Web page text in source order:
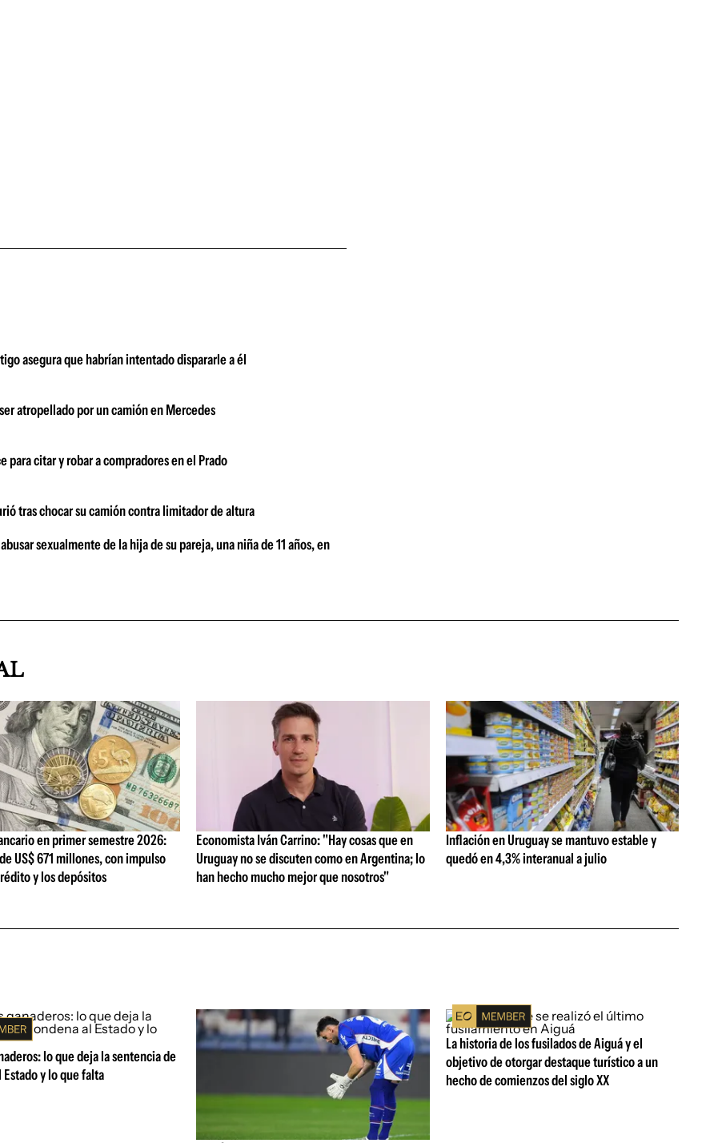
asegura que habrían intentado dispararle a él
atropellado por un camión en Mercedes
citar y robar a compradores en el Prado
tras chocar su camión contra limitador de altura
sexualmente de la hija de su pareja, una niña de 11 años, en
en primer semestre 2026:
US$ 671 millones, con impulso
y los depósitos
Economista Iván Carrino: "Hay cosas que en
Uruguay no se discuten como en Argentina; lo
han hecho mucho mejor que nosotros"
Inflación en Uruguay se mantuvo estable y
quedó en 4,3% interanual a julio
lo que deja la sentencia de
y lo que falta
La historia de los fusilados de Aiguá y el
objetivo de otorgar destaque turístico a un
hecho de comienzos del siglo XX